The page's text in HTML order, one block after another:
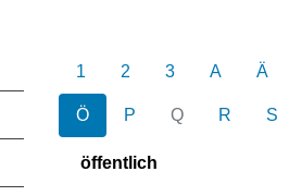
1 2 3 A Ä
Ö P Q R S
öffentlich